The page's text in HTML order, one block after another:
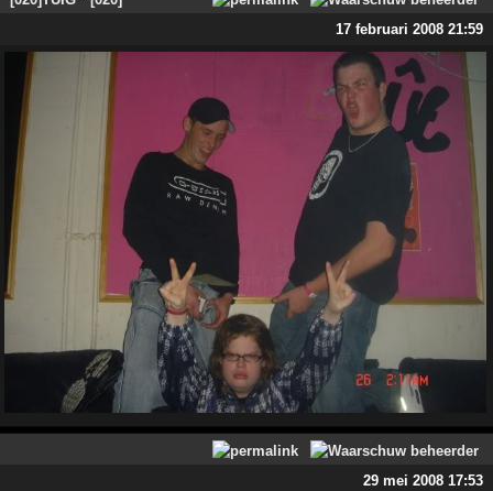
17 februari 2008 21:59
29 mei 2008 17:53